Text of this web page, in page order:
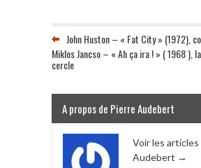
John Huston – « Fat City » (1972),
Miklos Jancso – « Ah ça ira ! » ( 1968 ),
cercle
A propos de Pierre Audebert
Voir les
Audebert →